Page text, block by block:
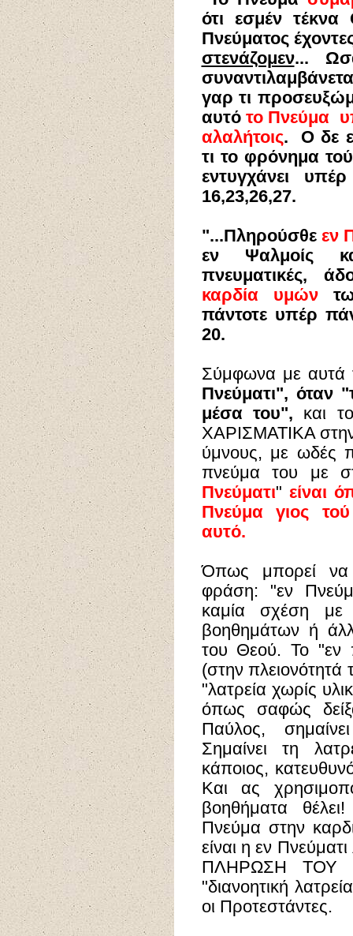
ότι εσμέν
Πνεύματος
στενάζομεν...
γαρ τι
αυτό το Πνεύμα
αλαλήτοις. Ο δε
τι το φρόνημα
εντυγχάνει
16,23,26,27.
"...Πληρούσθε εν
εν Ψαλμοίς
πνευματικές,
καρδία υμώντω
πάντοτε υπέρ
20.
Σύμφωνα με αυτά
Πνεύματι", όταν
μέσα του", και
ΧΑΡΙΣΜΑΤΙΚΑ
ύμνους, με ωδές
πνεύμα του με
Πνεύματι" είναι
Πνεύμα γιoς
αυτό.
Όπως μπορεί να
φράση: "εν
καμία σχέση
βοηθημάτων ή
του Θεού. Το "εν
(στην πλειονότητά
"λατρεία χωρίς
όπως σαφώς
Παύλος,
Σημαίνει τη
κάποιος,
Και ας
βοηθήματα
Πνεύμα στην
είναι η εν
ΠΛΗΡΩΣΗ ΤΟΥ
"διανοητική
οι Προτεστάντες.